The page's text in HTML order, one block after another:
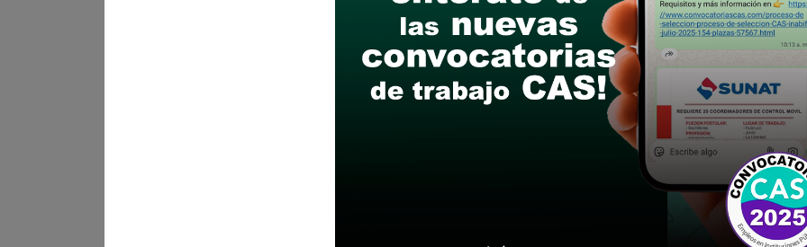
Antes de postular, verifica si cumples con los requisitos para el puesto
Prepara tu documentación y presentalo en la fechas y por los medios que
Revisar el cronograma para conocer cuando se publicará los resultados